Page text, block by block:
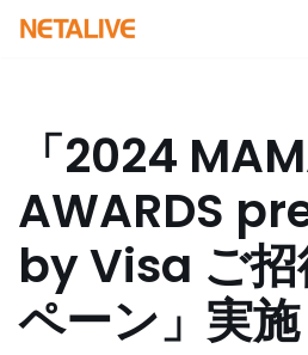
へ
キ
プ
「2024
AWARDS
by Visa ご招
ペーン」実施